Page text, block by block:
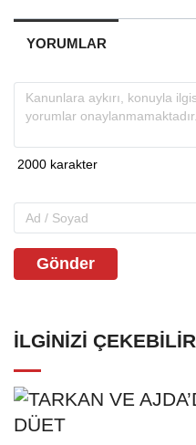
YORUMLAR
Gönder
İLGINIZI ÇEKEBILIR